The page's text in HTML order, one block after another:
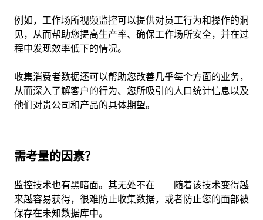
例如，工作场所视频监控可以提供对员工行为和操作的洞
见，从而帮助您提高生产率、确保工作场所安全，并在过
程中发现效率低下的情况。
收集消费者数据还可以帮助您改善几乎每个方面的业务，
从而深入了解客户的行为、您所吸引的人口统计信息以及
他们对贵公司和产品的具体期望。
需考量的因素？
监控技术也有黑暗面。其无处不在——随着该技术变得越
来越容易获得，很难防止收集数据，或者防止您的面部被
保存在未知数据库中。